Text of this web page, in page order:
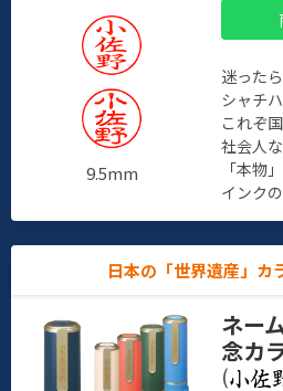
9.5mm
迷った
シャチ
これぞ
社会人
「本物
インク
日本の「世界遺産」カ
ネー
念カ
(